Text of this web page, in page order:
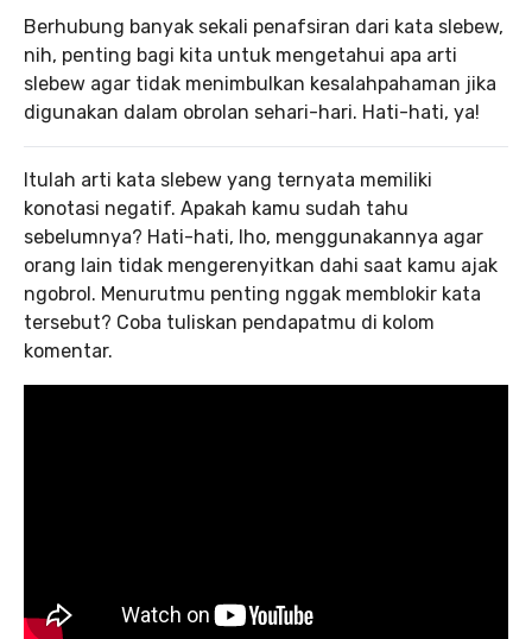
Berhubung banyak sekali penafsiran dari kata slebew,
nih, penting bagi kita untuk mengetahui apa arti
slebew agar tidak menimbulkan kesalahpahaman jika
digunakan dalam obrolan sehari-hari. Hati-hati, ya!
Itulah arti kata slebew yang ternyata memiliki
konotasi negatif. Apakah kamu sudah tahu
sebelumnya? Hati-hati, lho, menggunakannya agar
orang lain tidak mengerenyitkan dahi saat kamu ajak
ngobrol. Menurutmu penting nggak memblokir kata
tersebut? Coba tuliskan pendapatmu di kolom
komentar.